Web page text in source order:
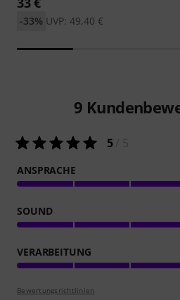
UVP: 49,40 €
-33%
9
5/ 5
ANSPRACHE
SOUND
VERARBEITUNG
Bewertungsrichtlinien